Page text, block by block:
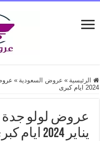
الرئيسية » عروض السعودية »
2024 ايام كبرى
يناير 2024 ايام كبرى